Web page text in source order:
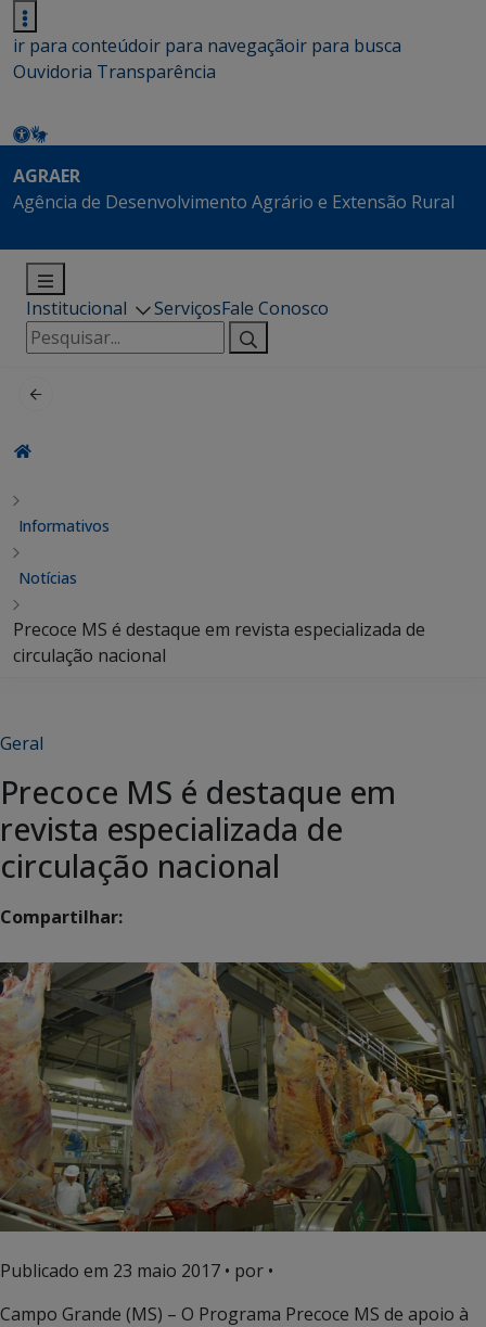
ir para conteúdoir para navegaçãoir para busca
Ouvidoria Transparência
AGRAER
Agência de Desenvolvimento Agrário e Extensão Rural
Institucional ServiçosFale Conosco
Pesquisar
por:
Informativos
Notícias
Precoce MS é destaque em revista especializada de
circulação nacional
Geral
Precoce MS é destaque em
revista especializada de
circulação nacional
Compartilhar:
Publicado em 23 maio 2017 • por •
Campo Grande (MS) – O Programa Precoce MS de apoio à